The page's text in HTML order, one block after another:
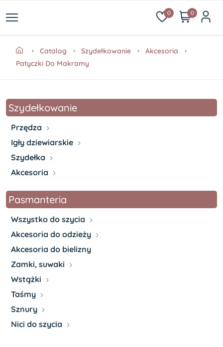
0 0
Catalog Szydełkowanie
Akcesoria
Patyczki Do Makramy
Szydełkowanie
Przędza
Igły dziewiarskie
Szydełka
Akcesoria
Pasmanteria
Wszystko do szycia
Akcesoria do odzieży
Akcesoria do bielizny
Zamki, suwaki
Wstążki
Taśmy
Sznury
Nici do szycia